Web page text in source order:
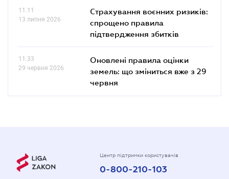
11.11
13 липня 2026
Страхування воєнних ризиків:
спрощено правила
підтвердження збитків
11.33
29 червня 2026
Оновлені правила оцінки
земель: що зміниться вже з 29
червня
Центр підтримки користувачів
0-800-210-103